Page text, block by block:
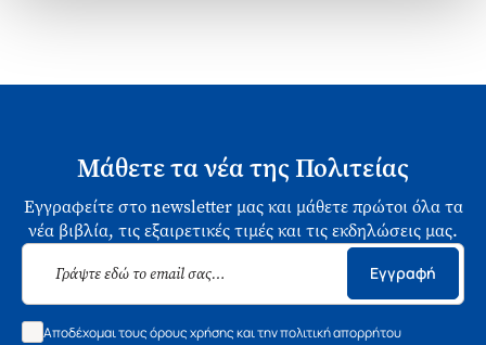
Μάθετε τα νέα της Πολιτείας
Εγγραφείτε στο newsletter μας και μάθετε πρώτοι όλα τα
νέα βιβλία, τις εξαιρετικές τιμές και τις εκδηλώσεις μας.
Εγγραφή
Αποδέχομαι τους όρους χρήσης και την πολιτική απορρήτου